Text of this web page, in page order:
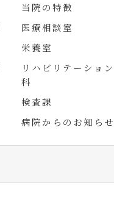
当院の特徴
医療相談室
栄養室
リハビリテーション
科
検査課
病院からのお知らせ